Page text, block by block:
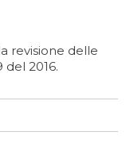
revisione delle
del 2016.